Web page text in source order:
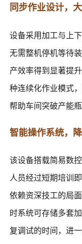
同步作业设计，
设备采用加工与上
无需整机停机等待
产效率得到显著提
种连续化作业模式
帮助车间突破产能瓶
智能操作系统，
该设备搭载简易数
人员经过短期培训
依赖资深技工的局
时系统可存储多套
复调试的时间，进